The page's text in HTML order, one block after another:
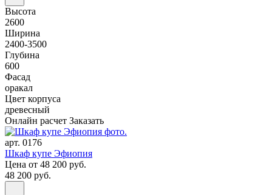
Высота
2600
Ширина
2400-3500
Глубина
600
Фасад
оракал
Цвет корпуса
древесный
Онлайн расчет Заказать
арт. 0176
Шкаф купе Эфиопия
Цена от 48 200 руб.
48 200 руб.